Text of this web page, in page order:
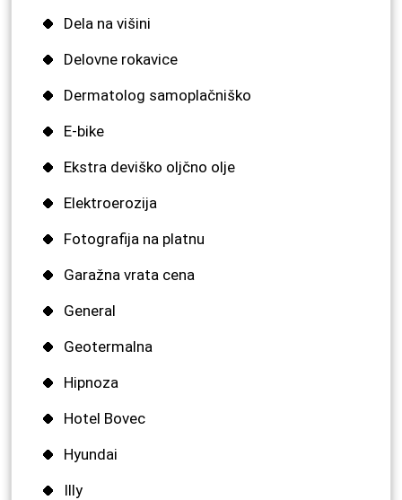
Dela na višini
Delovne rokavice
Dermatolog samoplačniško
E-bike
Ekstra deviško oljčno olje
Elektroerozija
Fotografija na platnu
Garažna vrata cena
General
Geotermalna
Hipnoza
Hotel Bovec
Hyundai
Illy